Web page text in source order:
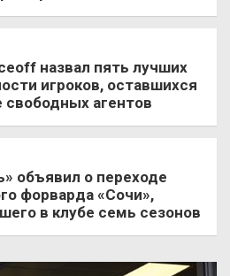
назвал пять лучших
игроков, оставшихся
свободных агентов
объявил о переходе
форварда «Сочи»,
в клубе семь сезонов